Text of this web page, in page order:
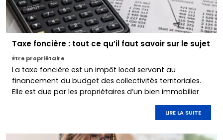
Taxe foncière : tout ce qu’il faut savoir sur le sujet
Être propriétaire
La taxe foncière est un impôt local servant au
financement du budget des collectivités territoriales.
Elle est due par les propriétaires d’un bien immobilier
LIRE LA SUITE